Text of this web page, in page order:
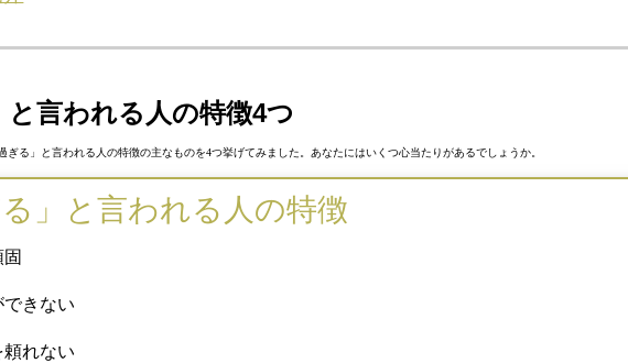
と言われる人の特徴4つ
ぎる」と言われる人の特徴の主なものを4つ挙げてみました。あなたにはいくつ心当たりがあるでしょうか。
る」と言われる人の特徴
きない
れない